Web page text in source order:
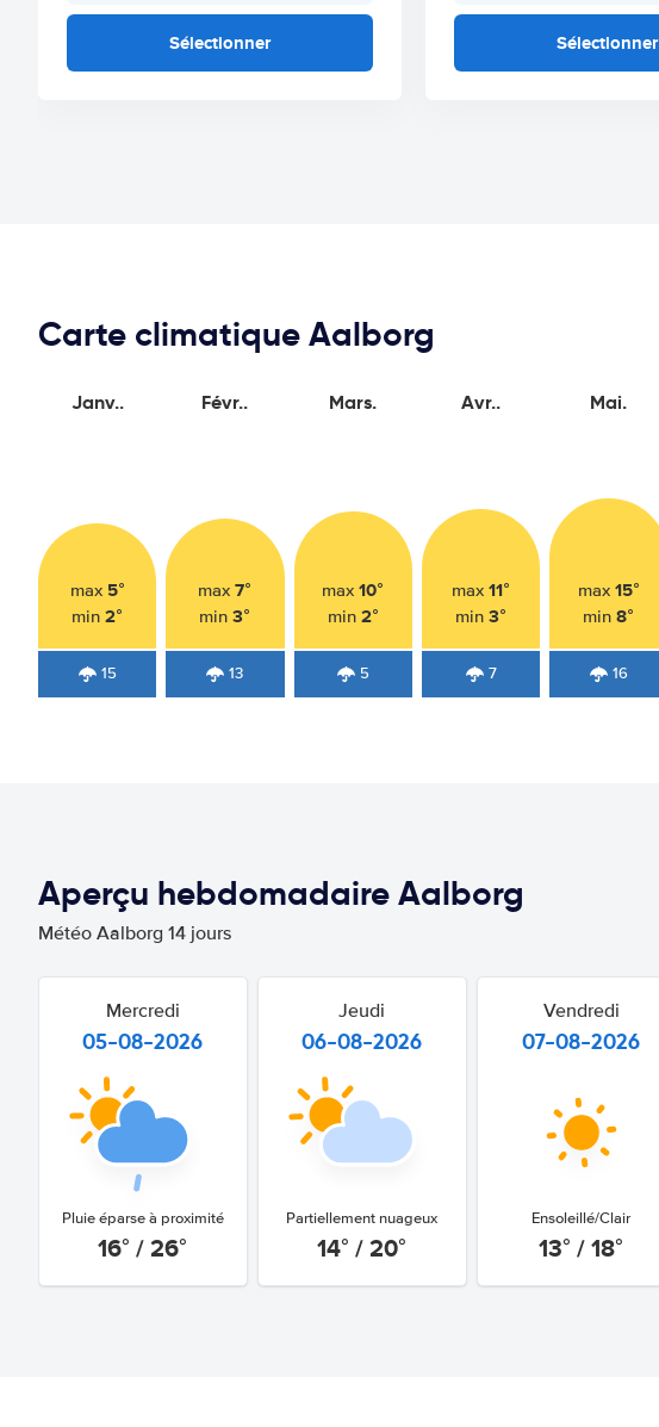
Sélectionner Sélectionner
Carte climatique Aalborg
Janv..
max 5°
min2°
15
Févr..
max7°
min3°
13
Mars.
max10°
min 2°
5
Avr..
max11°
min3°
7
Mai.
max 15°
min8°
16
Aperçu hebdomadaire Aalborg
Météo Aalborg 14 jours
Mercredi
05-08-2026
Pluie éparse à proximité
16° / 26°
Jeudi
06-08-2026
Partiellement nuageux
14° / 20°
Vendredi
07-08-2026
Ensoleillé/Clair
13° / 18°